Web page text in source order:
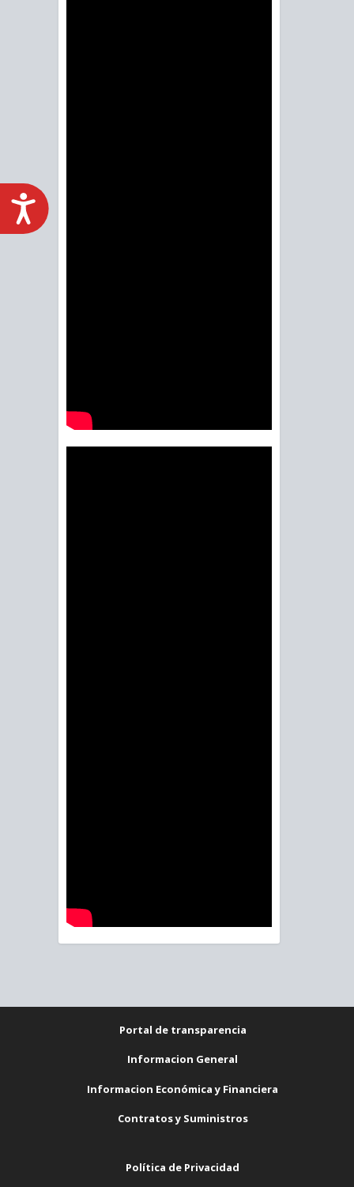
ACCESIBILIDAD
Portal de transparencia
Informacion General
Informacion Económica y Financiera
Contratos y Suministros
Política de Privacidad